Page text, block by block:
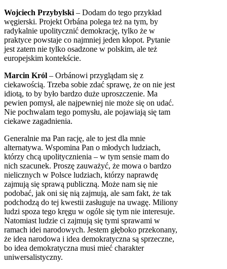
Wojciech Przybylski – Dodam do tego przykład
węgierski. Projekt Orbána polega też na tym, by
radykalnie upolitycznić demokrację, tylko że w
praktyce powstaje co najmniej jeden kłopot. Pytanie
jest zatem nie tylko osadzone w polskim, ale też
europejskim kontekście.
Marcin Król – Orbánowi przyglądam się z
ciekawością. Trzeba sobie zdać sprawę, że on nie jest
idiotą, to by było bardzo duże uproszczenie. Ma
pewien pomysł, ale najpewniej nie może się on udać.
Nie pochwalam tego pomysłu, ale pojawiają się tam
ciekawe zagadnienia.
Generalnie ma Pan rację, ale to jest dla mnie
alternatywa. Wspomina Pan o młodych ludziach,
którzy chcą upolitycznienia – w tym sensie mam do
nich szacunek. Proszę zauważyć, że mowa o bardzo
nielicznych w Polsce ludziach, którzy naprawdę
zajmują się sprawą publiczną. Może nam się nie
podobać, jak oni się nią zajmują, ale sam fakt, że tak
podchodzą do tej kwestii zasługuje na uwagę. Miliony
ludzi spoza tego kręgu w ogóle się tym nie interesuje.
Natomiast ludzie ci zajmują się tymi sprawami w
ramach idei narodowych. Jestem głęboko przekonany,
że idea narodowa i idea demokratyczna są sprzeczne,
bo idea demokratyczna musi mieć charakter
uniwersalistyczny.